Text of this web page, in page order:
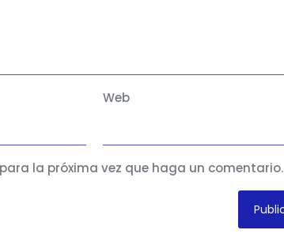
Web
la próxima vez que haga un comentario.